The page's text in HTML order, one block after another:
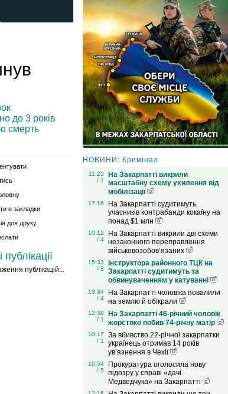
до 3 років
смерть
в закладки
для друку
публікацій...
НОВИНИ: Кримінал
11:25
/ 1
На Закарпатті викрили
масштабну схему ухилення від
мобілізації
17:16
На Закарпатті судитимуть
учасників контрабанди кокаїну на
понад $1 млн
10:12
/ 4
На Закарпатті викрили дві схеми
незаконного переправлення
військовозобов’язаних
15:33
/ 8
Інструктора районного ТЦК на
Закарпатті судитимуть за
обвинуваченням у катуванні
13:34
/ 4
На Закарпатті чоловіка повалили
на землю й обікрали
12:38
/ 1
На Закарпатті 46-річний чоловік
жорстоко побив 74-річну матір
10:17
/ 1
За вбивство 22-річної закарпатки
українець отримав 14 років
ув’язнення в Чехії
10:54
/ 5
Прокуратура оголосила нову
підозру у справі «дачі
Медведчука» на Закарпатті